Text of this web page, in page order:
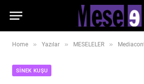
Home » Yazılar » MESELELER »
SINEK KUŞU